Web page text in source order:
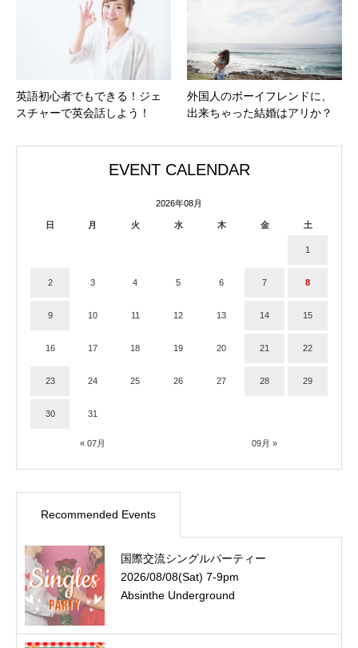
英語初心者でもできる！ジェ
スチャーで英会話しよう！
外国人のボーイフレンドに、
出来ちゃった結婚はアリか？
EVENT CALENDAR
2026年08月
日 月 火 水 木 金 土
« 07月 09月 »
1
2 3 4 5 6 7 8
9 10 11 12 13 14 15
16 17 18 19 20 21 22
23 24 25 26 27 28 29
30 31
Recommended Events
国際交流シングルパーティー
2026/08/08(Sat) 7-9pm
Absinthe Underground